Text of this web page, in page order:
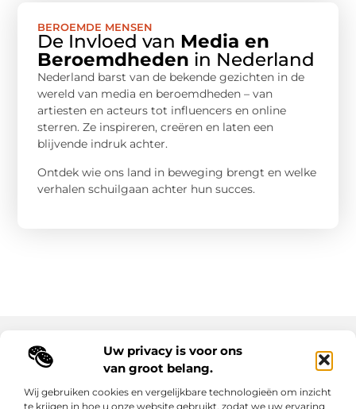
Uw privacy is voor ons
van groot belang.
Wij gebruiken cookies en vergelijkbare technologieën om inzicht
te krijgen in hoe u onze website gebruikt, zodat we uw ervaring
BEROEMDE MENSEN
De Invloed van Media en
Beroemdheden in Nederland
Nederland barst van de bekende gezichten in de
wereld van media en beroemdheden – van
artiesten en acteurs tot influencers en online
sterren. Ze inspireren, creëren en laten een
blijvende indruk achter.
Ontdek wie ons land in beweging brengt en welke
verhalen schuilgaan achter hun succes.
Main Links